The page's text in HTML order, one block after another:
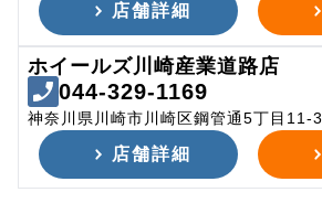
店舗詳細
ホイールズ川崎産業道路店
044-329-1169
神奈川県川崎市川崎区鋼管通5丁目11-3
店舗詳細